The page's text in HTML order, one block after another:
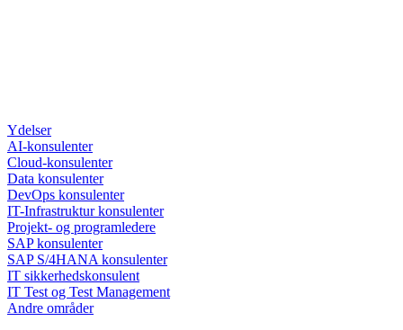
Ydelser
AI-konsulenter
Cloud-konsulenter
Data konsulenter
DevOps konsulenter
IT-Infrastruktur konsulenter
Projekt- og programledere
SAP konsulenter
SAP S/4HANA konsulenter
IT sikkerhedskonsulent
IT Test og Test Management
Andre områder